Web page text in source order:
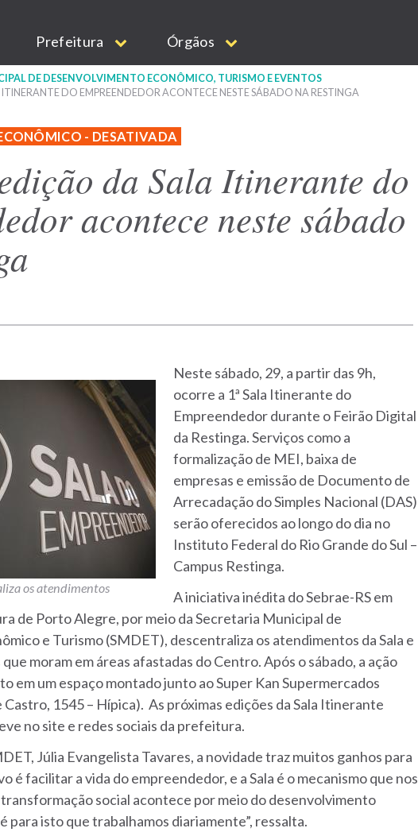
Prefeitura Órgãos
DE DESENVOLVIMENTO ECONÔMICO, TURISMO E EVENTOS
DO EMPREENDEDOR ACONTECE NESTE SÁBADO NA RESTINGA
- DESATIVADA
da Sala Itinerante do
acontece neste sábado
os atendimentos
Neste sábado, 29, a partir das 9h,
ocorre a 1ª Sala Itinerante do
Empreendedor durante o Feirão Digital
da Restinga. Serviços como a
formalização de MEI, baixa de
empresas e emissão de Documento de
Arrecadação do Simples Nacional (DAS)
serão oferecidos ao longo do dia no
Instituto Federal do Rio Grande do Sul –
Campus Restinga.
A iniciativa inédita do Sebrae-RS em
de Porto Alegre, por meio da Secretaria Municipal de
e Turismo (SMDET), descentraliza os atendimentos da Sala e
moram em áreas afastadas do Centro. Após o sábado, a ação
em um espaço montado junto ao Super Kan Supermercados
Castro, 1545 – Hípica). As próximas edições da Sala Itinerante
no site e redes sociais da prefeitura.
Júlia Evangelista Tavares, a novidade traz muitos ganhos para
é facilitar a vida do empreendedor, e a Sala é o mecanismo que nos
transformação social acontece por meio do desenvolvimento
para isto que trabalhamos diariamente”, ressalta.